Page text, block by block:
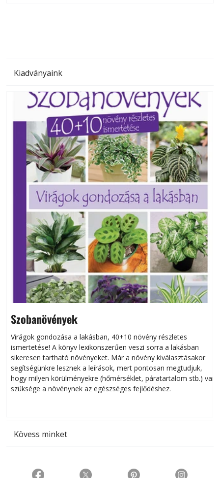
Kiadványaink
Szobanövények
Virágok gondozása a lakásban, 40+10 növény részletes
ismertetése! A könyv lexikonszerűen veszi sorra a lakásban
sikeresen tart­ha­tó növényeket. Már a növény kiválasztásakor
segítségünkre lesznek a leírások, mert pontosan megtudjuk,
hogy milyen körülményekre (hőmérséklet, páratartalom stb.) van
szüksége a növénynek az egészséges fejlődéshez.
Kövess minket